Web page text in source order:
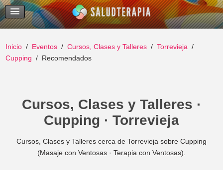
Temas Recientes
Buscar
Inicio Eventos Cursos, Clases y Talleres
Torrevieja
Cupping
Recomendados
Cursos, Clases y Talleres ·
Cupping · Torrevieja
Cursos, Clases y Talleres cerca de Torrevieja sobre Cupping
(Masaje con Ventosas · Terapia con Ventosas).